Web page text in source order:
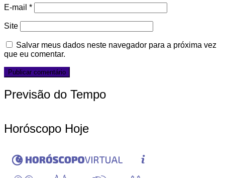
E-mail *
Site
Salvar meus dados neste navegador para a próxima vez
que eu comentar.
Previsão do Tempo
Horóscopo Hoje